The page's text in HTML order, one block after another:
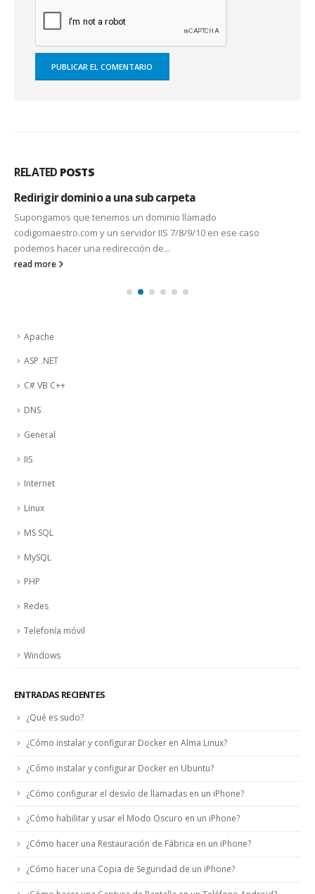
RELATED POSTS
Redirigir dominio a una sub carpeta
Supongamos que tenemos un dominio llamado
codigomaestro.com y un servidor IIS 7/8/9/10 en ese caso
podemos hacer una redirección de...
read more
Apache
ASP .NET
C# VB C++
DNS
General
IIS
Internet
Linux
MS SQL
MySQL
PHP
Redes
Telefonía móvil
Windows
ENTRADAS RECIENTES
¿Qué es sudo?
¿Cómo instalar y configurar Docker en Alma Linux?
¿Cómo instalar y configurar Docker en Ubuntu?
¿Cómo configurar el desvío de llamadas en un iPhone?
¿Cómo habilitar y usar el Modo Oscuro en un iPhone?
¿Cómo hacer una Restauración de Fábrica en un iPhone?
¿Cómo hacer una Copia de Seguridad de un iPhone?